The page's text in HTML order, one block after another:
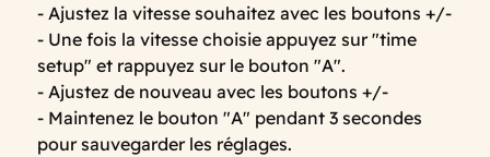
- Ajustez la vitesse souhaitez avec les boutons +/-
- Une fois la vitesse choisie appuyez sur "time
setup" et rappuyez sur le bouton "A".
- Ajustez de nouveau avec les boutons +/-
- Maintenez le bouton "A" pendant 3 secondes
pour sauvegarder les réglages.